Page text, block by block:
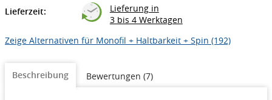
Lieferzeit:
Lieferung in
3 bis 4 Werktagen
Zeige Alternativen für Monofil + Haltbarkeit + Spin (192)
Beschreibung Bewertungen (7)